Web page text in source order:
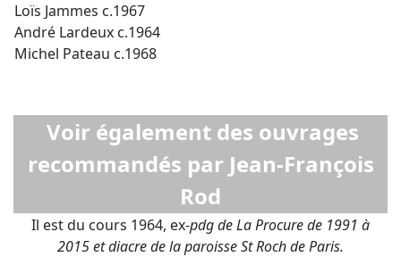
Loïs Jammes c.1967
André Lardeux c.1964
Michel Pateau c.1968
Voir également des ouvrages
recommandés par Jean-François
Rod
Il est du cours 1964, ex-pdg de La Procure de 1991 à
2015 et diacre de la paroisse St Roch de Paris.